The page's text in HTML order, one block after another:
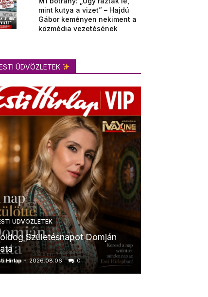
mint kutya a vizet” – Hajdú
Gábor keményen nekiment a
közmédia vezetésének
ÜDVÖZLETEK
ÜDVÖZLETEK
Születésnapot Domján
Hírlap - 2026.08.06. 0